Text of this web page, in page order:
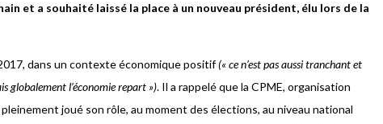
et a souhaité laissé la place à un nouveau président, élu lors de la
dans un contexte économique positif(« ce n’est pas aussi tranchant et
globalement l’économie repart »). Il a rappelé que la CPME, organisation
joué son rôle, au moment des élections, au niveau national